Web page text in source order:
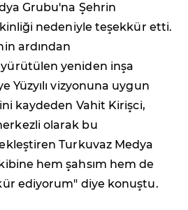
Grubu'na Şehrin
nedeniyle teşekkür etti.
ardından
yeniden inşa
Yüzyılı vizyonuna uygun
kaydeden Vahit Kirişci,
olarak bu
Turkuvaz Medya
hem şahsım hem de
ediyorum" diye konuştu.